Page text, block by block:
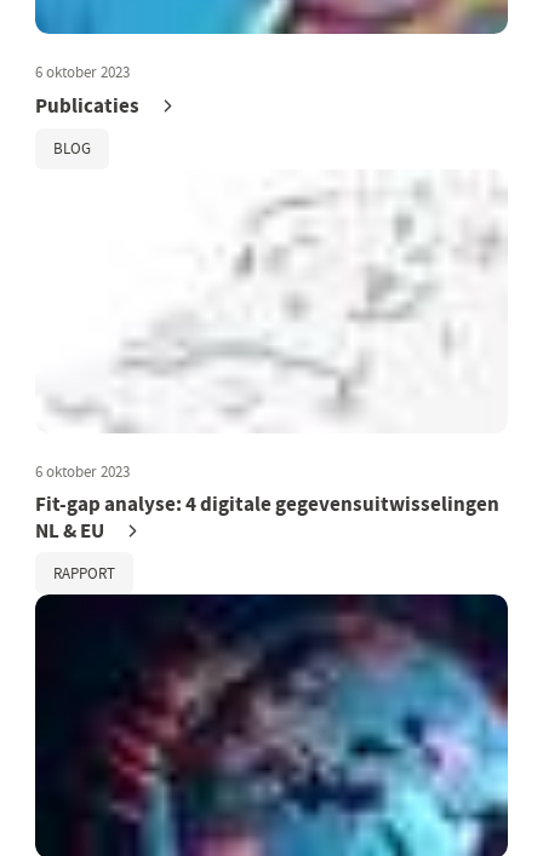
6 oktober 2023
Publicaties
BLOG
6 oktober 2023
Fit-gap analyse: 4 digitale gegevensuitwisselingen
NL & EU
RAPPORT